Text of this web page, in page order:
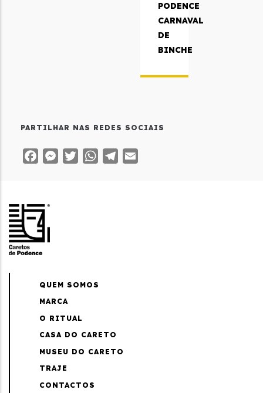
PODENCE
CARNAVAL
DE
BINCHE
PARTILHAR NAS REDES SOCIAIS
FacebookMessenger
TwitterWhatsAppTelegram
QUEM SOMOS
MARCA
O RITUAL
CASA DO CARETO
MUSEU DO CARETO
TRAJE
CONTACTOS